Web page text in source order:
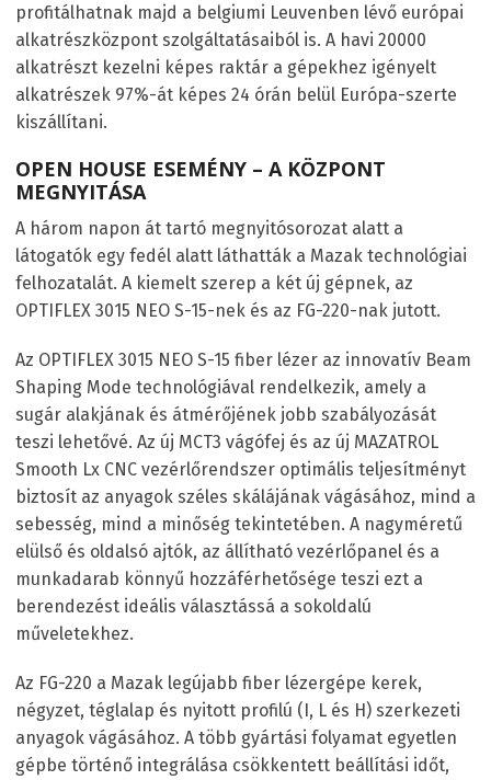
profitálhatnak majd a belgiumi Leuvenben lévő európai
alkatrészközpont szolgáltatásaiból is. A havi 20000
alkatrészt kezelni képes raktár a gépekhez igényelt
alkatrészek 97%-át képes 24 órán belül Európa-szerte
kiszállítani.
OPEN HOUSE ESEMÉNY – A KÖZPONT
MEGNYITÁSA
A három napon át tartó megnyitósorozat alatt a
látogatók egy fedél alatt láthatták a Mazak technológiai
felhozatalát. A kiemelt szerep a két új gépnek, az
OPTIFLEX 3015 NEO S-15-nek és az FG-220-nak jutott.
Az OPTIFLEX 3015 NEO S-15 fiber lézer az innovatív Beam
Shaping Mode technológiával rendelkezik, amely a
sugár alakjának és átmérőjének jobb szabályozását
teszi lehetővé. Az új MCT3 vágófej és az új MAZATROL
Smooth Lx CNC vezérlőrendszer optimális teljesítményt
biztosít az anyagok széles skálájának vágásához, mind a
sebesség, mind a minőség tekintetében. A nagyméretű
elülső és oldalsó ajtók, az állítható vezérlőpanel és a
munkadarab könnyű hozzáférhetősége teszi ezt a
berendezést ideális választássá a sokoldalú
műveletekhez.
Az FG-220 a Mazak legújabb fiber lézergépe kerek,
négyzet, téglalap és nyitott profilú (I, L és H) szerkezeti
anyagok vágásához. A több gyártási folyamat egyetlen
gépbe történő integrálása csökkentett beállítási időt,